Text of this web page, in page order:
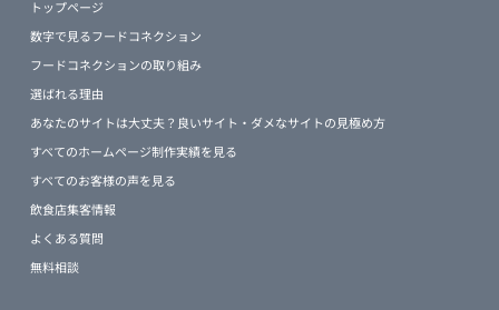
トップページ
数字で見るフードコネクション
フードコネクションの取り組み
選ばれる理由
あなたのサイトは大丈夫？良いサイト・ダメなサイトの見極め方
すべてのホームページ制作実績を見る
すべてのお客様の声を見る
飲食店集客情報
よくある質問
無料相談